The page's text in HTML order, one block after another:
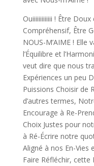
Ouiiiiiiiiiiiii ! Être
Compréhensif, Être
NOUS-M’AIME ! Elle
l’Équilibre et
veut dire que nous
Expériences un peu
Puissions Choisir de
d’autres termes,
Encourage à Re-
Choix Justes pour
à Ré-Écrire notre
Aligné à nos En-Vies
Faire Réfléchir, cette